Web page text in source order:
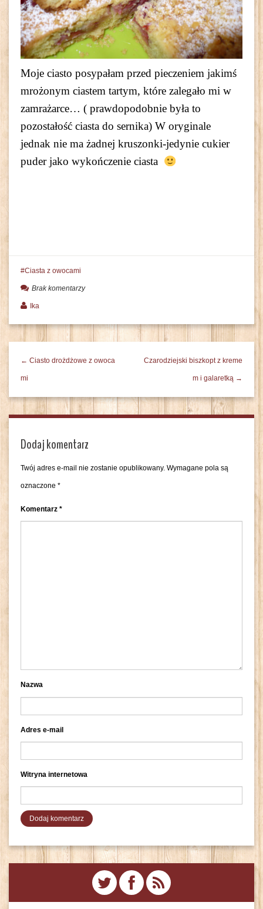
Moje ciasto posypałam przed pieczeniem jakimś
mrożonym ciastem tartym, które zalegało mi w
zamrażarce… ( prawdopodobnie była to
pozostałość ciasta do sernika) W oryginale
jednak nie ma żadnej kruszonki-jedynie cukier
puder jako wykończenie ciasta
Ciasta z owocami
Brak komentarzy
Ika
← Ciasto drożdżowe z owoca
mi
Czarodziejski biszkopt z kreme
m i galaretką →
Dodaj komentarz
Twój adres e-mail nie zostanie opublikowany. Wymagane pola są
oznaczone *
Komentarz *
Nazwa
Adres e-mail
Witryna internetowa